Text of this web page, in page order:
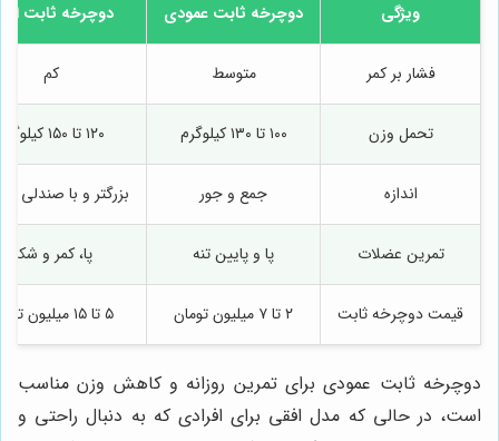
ویژگی دوچرخه ثابت عمودی دوچرخه ثابت
فشار بر کمر متوسط کم
تحمل وزن ۱۰۰ تا ۱۳۰ کیلوگرم ۱۲۰ تا ۱۵۰ کیلوگرم
اندازه جمع و جور بزرگتر و با صندلی
تمرین عضلات پا و پایین تنه پا، کمر و شکم
قیمت دوچرخه ثابت ۲ تا ۷ میلیون تومان ۵ تا ۱۵ میلیون تومان
دوچرخه ثابت عمودی برای تمرین روزانه و کاهش وزن مناسب
است، در حالی که مدل افقی برای افرادی که به دنبال راحتی و